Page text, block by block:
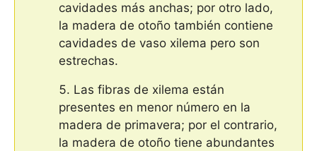
cavidades más anchas; por otro lado,
la madera de otoño también contiene
cavidades de vaso xilema pero son
estrechas.
Las fibras de xilema están
presentes en menor número en la
madera de primavera; por el contrario,
la madera de otoño tiene abundantes